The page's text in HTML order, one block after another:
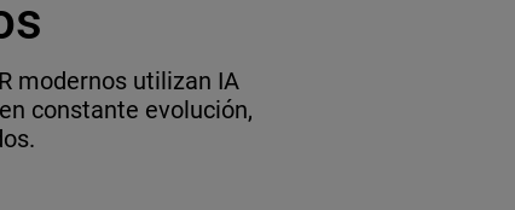
modernos utilizan IA
constante evolución,